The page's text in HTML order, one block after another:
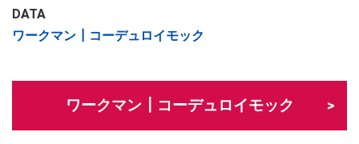
DATA
ワークマン┃コーデュロイモック
ワークマン┃コーデュロイモック